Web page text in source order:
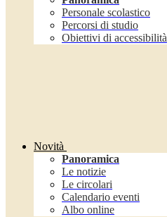
Personale scolastico
Percorsi di studio
Obiettivi di accessibilità
Novità
Panoramica
Le notizie
Le circolari
Calendario eventi
Albo online